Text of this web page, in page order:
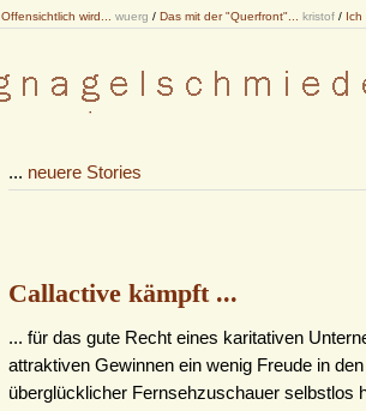
Offensichtlich wird... wuerg / Das mit der "Querfront"... kristof / Ich
... neuere Stories
Callactive kämpft ...
... für das gute Recht eines karitativen
attraktiven Gewinnen ein wenig Freude in
überglücklicher Fernsehzuschauer selbstlos